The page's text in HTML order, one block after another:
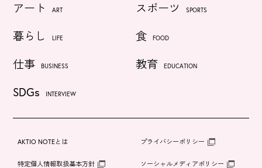
アート ART スポーツ SPORTS
暮らし LIFE 食 FOOD
仕事 BUSINESS 教育 EDUCATION
SDGs INTERVIEW
AKTIO NOTEとは プライバシーポリシー
特定個人情報取扱基本方針 ソーシャルメディアポリシー